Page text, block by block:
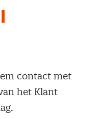
contact met
het Klant